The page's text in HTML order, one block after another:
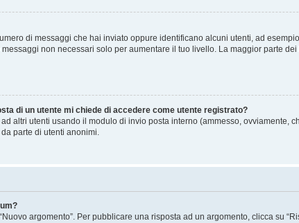
di messaggi che hai inviato oppure identificano alcuni utenti, ad
non necessari solo per aumentare il tuo livello. La maggior parte
di un utente mi chiede di accedere come utente registrato?
altri utenti usando il modulo di invio posta interno (ammesso, ovviamente,
parte di utenti anonimi.
argomento”. Per pubblicare una risposta ad un argomento, clicca su